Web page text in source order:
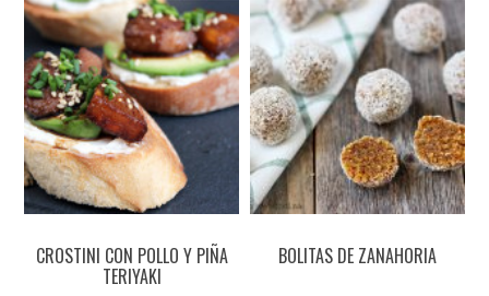
CROSTINI CON POLLO Y PIÑA
TERIYAKI
BOLITAS DE ZANAHORIA